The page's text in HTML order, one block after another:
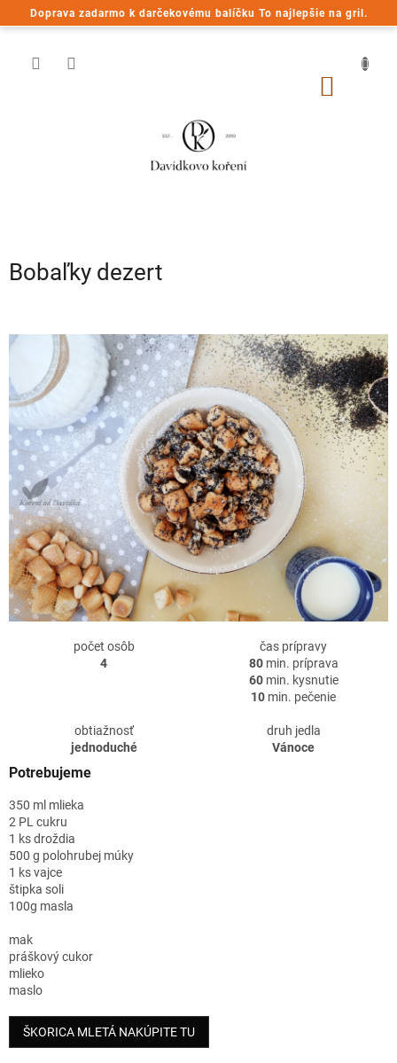
Doprava zadarmo k darčekovému balíčku To najlepšie na gril.
Prejsť
na
Bobaľky dezert
počet osôb
4
čas prípravy
80min. príprava
60min. kysnutie
10 min. pečenie
obtiažnosť
jednoduché
druh jedla
Vánoce
Potrebujeme
350 ml mlieka
2 PL cukru
1 ks droždia
500 g polohrubej múky
1 ks vajce
štipka soli
100g masla
mak
práškový cukor
mlieko
maslo
ŠKORICA MLETÁ NAKÚPITE TU